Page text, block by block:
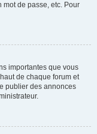
mot de passe, etc. Pour
importantes que vous
de chaque forum et
publier des annonces